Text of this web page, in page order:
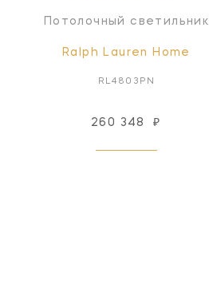
Потолочный светильник
Ralph Lauren Home
RL4803PN
260 348 ₽